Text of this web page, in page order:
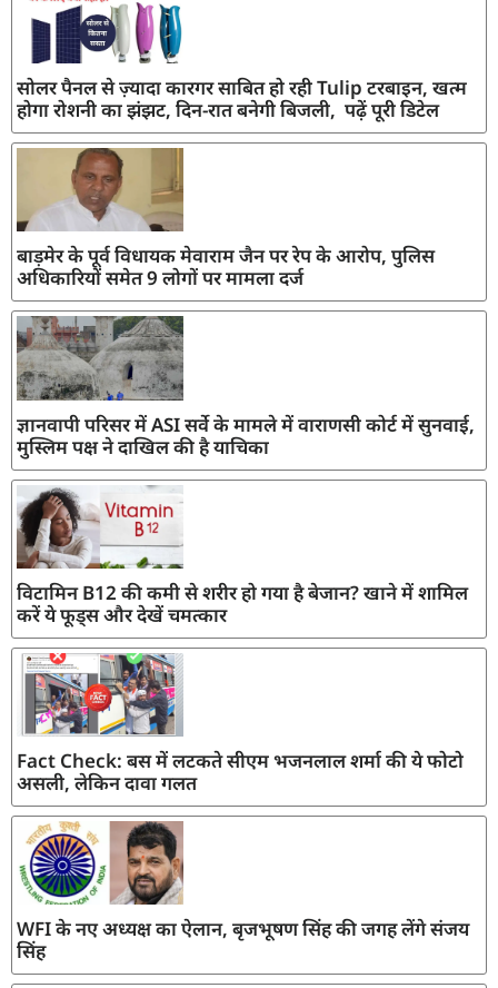
सोलर पैनल से ज़्यादा कारगर साबित हो रही Tulip टरबाइन, खत्म
होगा रोशनी का झंझट, दिन-रात बनेगी बिजली, पढ़ें पूरी डिटेल
बाड़मेर के पूर्व विधायक मेवाराम जैन पर रेप के आरोप, पुलिस
अधिकारियों समेत 9 लोगों पर मामला दर्ज
ज्ञानवापी परिसर में ASI सर्वे के मामले में वाराणसी कोर्ट में सुनवाई,
मुस्लिम पक्ष ने दाखिल की है याचिका
विटामिन B12 की कमी से शरीर हो गया है बेजान? खाने में शामिल
करें ये फूड्स और देखें चमत्कार
Fact Check: बस में लटकते सीएम भजनलाल शर्मा की ये फोटो
असली, लेकिन दावा गलत
WFI के नए अध्यक्ष का ऐलान, बृजभूषण सिंह की जगह लेंगे संजय
सिंह